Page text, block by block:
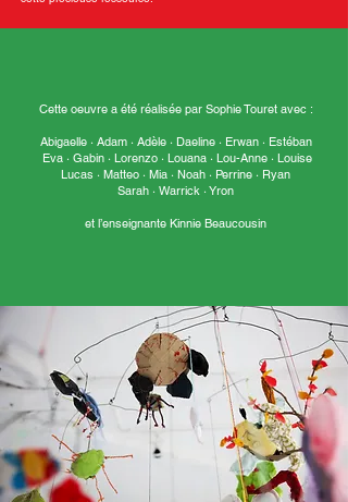
Cette oeuvre a été réalisée par Sophie Touret avec :
Abigaelle · Adam · Adèle · Daeline · Erwan · Estéban
Eva · Gabin · Lorenzo · Louana · Lou-Anne · Louise
Lucas · Matteo · Mia · Noah · Perrine · Ryan
Sarah · Warrick · Yron
et l’enseignante Kinnie Beaucousin